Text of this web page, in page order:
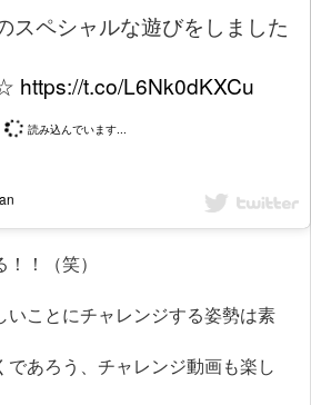
スペシャルな遊びをしました
https://t.co/L6Nk0dKXCu
読み込んでいます...
！（笑）
いことにチャレンジする姿勢は素
あろう、チャレンジ動画も楽し